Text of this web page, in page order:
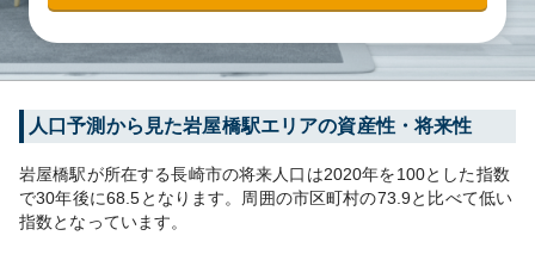
人口予測から見た岩屋橋駅エリアの資産性・将来性
岩屋橋駅が所在する長崎市の将来人口は2020年を100とした指数
で30年後に68.5となります。 周囲の市区町村の73.9と比べて低い
指数となっています。